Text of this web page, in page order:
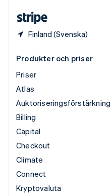
Finland (Svenska)
Produkter och priser
Priser
Atlas
Auktoriseringsförstärkning
Billing
Capital
Checkout
Climate
Connect
Kryptovaluta